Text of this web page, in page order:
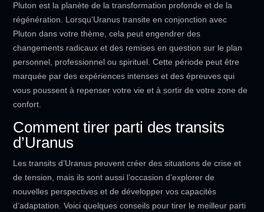
Pluton est la planète de la transformation profonde et de la
régénération. Lorsqu’Uranus transite en conjonction avec
Pluton dans votre thème, cela peut engendrer des
changements radicaux et des remises en question sur le plan
personnel, professionnel ou spirituel. Cette période peut être
marquée par des expériences intenses et des épreuves qui
vous poussent à repenser votre vie et à sortir de votre zone de
confort.
Comment tirer parti des transits
d’Uranus
Les transits d’Uranus peuvent créer des situations de crise et
de tension, mais ils sont aussi l’occasion d’explorer de
nouvelles perspectives et de développer vos capacités
d’adaptation. Voici quelques conseils pour tirer le meilleur parti